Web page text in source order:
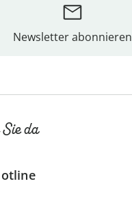
Newsletter abonnieren
da